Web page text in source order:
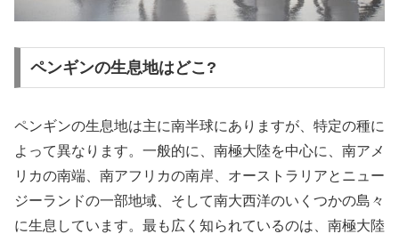
ペンギンの生息地はどこ?
ペンギンの生息地は主に南半球にありますが、特定の種に
よって異なります。一般的に、南極大陸を中心に、南アメ
リカの南端、南アフリカの南岸、オーストラリアとニュー
ジーランドの一部地域、そして南大西洋のいくつかの島々
に生息しています。最も広く知られているのは、南極大陸